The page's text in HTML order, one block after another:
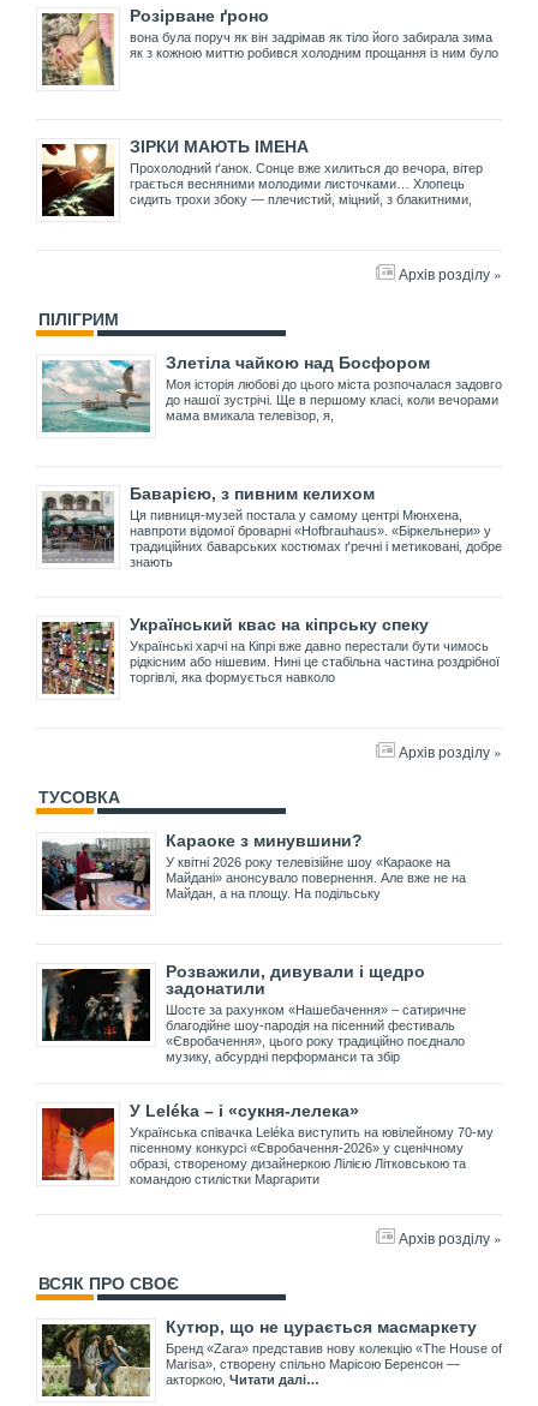
Розірване ґроно
вона була поруч як він задрімав як тіло його забирала зима
як з кожною миттю робився холодним прощання із ним було
ЗІРКИ МАЮТЬ ІМЕНА
Прохолодний ґанок. Сонце вже хилиться до вечора, вітер
грається весняними молодими листочками… Хлопець
сидить трохи збоку — плечистий, міцний, з блакитними,
Архів розділу »
ПІЛІГРИМ
Злетіла чайкою над Босфором
Моя історія любові до цього міста розпочалася задовго
до нашої зустрічі. Ще в першому класі, коли вечорами
мама вмикала телевізор, я,
Баварією, з пивним келихом
Ця пивниця-музей постала у самому центрі Мюнхена,
навпроти відомої броварні «Hofbrauhaus». «Біркельнери» у
традиційних баварських костюмах ґречні і метиковані, добре
знають
Український квас на кіпрську спеку
Українські харчі на Кіпрі вже давно перестали бути чимось
рідкісним або нішевим. Нині це стабільна частина роздрібної
торгівлі, яка формується навколо
Архів розділу »
ТУСОВКА
Караоке з минувшини?
У квітні 2026 року телевізійне шоу «Караоке на
Майдані» анонсувало повернення. Але вже не на
Майдан, а на площу. На подільську
Розважили, дивували і щедро
задонатили
Шосте за рахунком «Нашебачення» – сатиричне
благодійне шоу-пародія на пісенний фестиваль
«Євробачення», цього року традиційно поєднало
музику, абсурдні перформанси та збір
У Leléka – і «сукня-лелека»
Українська співачка Leléka виступить на ювілейному 70-му
пісенному конкурсі «Євробачення-2026» у сценічному
образі, створеному дизайнеркою Лілією Літковською та
командою стилістки Маргарити
Архів розділу »
ВСЯК ПРО СВОЄ
Кутюр, що не цурається масмаркету
Бренд «Zara» представив нову колекцію «The House of
Marisa», створену спільно Марісою Беренсон —
акторкою, Читати далі…